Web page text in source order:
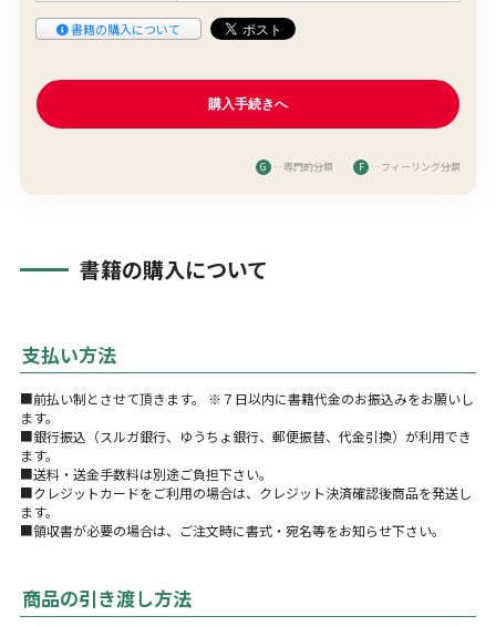
書籍の購入について
G …専門的分類 F …フィーリング分類
書籍の購入について
支払い方法
■前払い制とさせて頂きます。 ※７日以内に書籍代金のお振込みをお願いし
ます。
■銀行振込（スルガ銀行、ゆうちょ銀行、郵便振替、代金引換）が利用でき
ます。
■送料・送金手数料は別途ご負担下さい。
■クレジットカードをご利用の場合は、クレジット決済確認後商品を発送し
ます。
■領収書が必要の場合は、ご注文時に書式・宛名等をお知らせ下さい。
商品の引き渡し方法